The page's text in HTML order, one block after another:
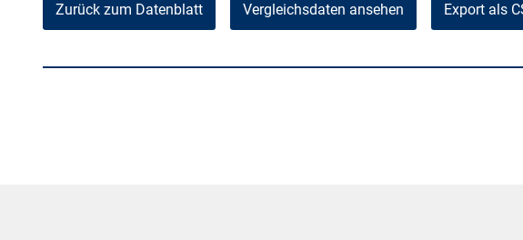
Zurück zum Datenblatt Vergleichsdaten ansehen Export als